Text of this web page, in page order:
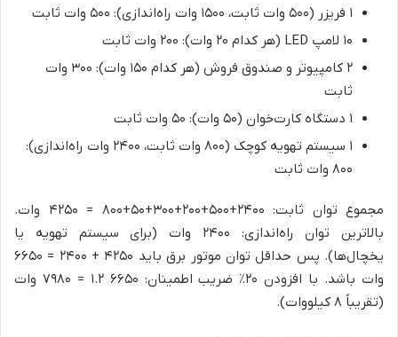
۱ فریزر (۵۰۰ وات ثابت، ۱۵۰۰ وات راه‌اندازی): ۵۰۰ وات ثابت
۱۰ لامپ LED (هر کدام ۲۰ وات): ۲۰۰ وات ثابت
۲ کامپیوتر و صندوق فروش (هر کدام ۱۵۰ وات): ۳۰۰ وات
ثابت
۱ دستگاه کارت‌خوان (۵۰ وات): ۵۰ وات ثابت
۱ سیستم تهویه کوچک (۸۰۰ وات ثابت، ۲۴۰۰ وات راه‌اندازی):
۸۰۰ وات ثابت
مجموع توان ثابت: ۲۴۰۰+۵۰۰+۲۰۰+۳۰۰+۵۰+۸۰۰ = ۴۲۵۰ وات.
بالاترین توان راه‌اندازی: ۲۴۰۰ وات (برای سیستم تهویه یا
یخچال‌ها). پس حداقل توان موتور برق باید ۴۲۵۰ + ۲۴۰۰ = ۶۶۵۰
وات باشد. با افزودن ۲۰٪ ضریب اطمینان: ۶۶۵۰ ۱.۲ = ۷۹۸۰ وات
(تقریباً ۸ کیلووات).